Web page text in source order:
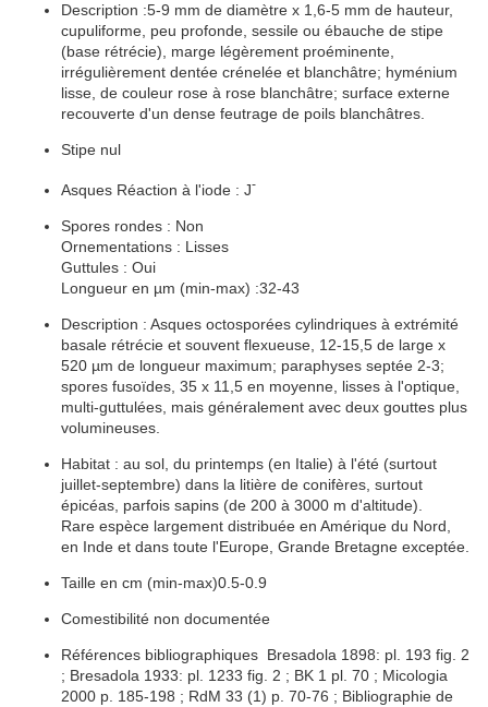
Description :5-9 mm de diamètre x 1,6-5 mm de hauteur,
cupuliforme , peu profonde, sessile ou ébauche de stipe
(base rétrécie), marge légèrement proéminente,
irrégulièrement dentée crénelée et blanchâtre; hyménium
lisse , de couleur rose à rose blanchâtre; surface externe
recouverte d'un dense feutrage de poils blanchâtres.
Stipe nul
Asques Réaction à l'iode : J-
Spores rondes : Non
Ornementations : Lisses
Guttules : Oui
Longueur en µm (min-max) :32-43
Description : Asques octosporées cylindriques à extrémité
basale rétrécie et souvent flexueuse , 12-15,5 de large x
520 µm de longueur maximum; paraphyses septée 2-3;
spores fusoïdes, 35 x 11,5 en moyenne, lisses à l'optique,
multi-guttulées, mais généralement avec deux gouttes plus
volumineuses.
Habitat : au sol, du printemps (en Italie) à l'été (surtout
juillet-septembre) dans la litière de conifères, surtout
épicéas, parfois sapins (de 200 à 3000 m d'altitude).
Rare espèce largement distribuée en Amérique du Nord,
en Inde et dans toute l'Europe, Grande Bretagne exceptée.
Taille en cm (min-max)0.5-0.9
Comestibilité non documentée
Références bibliographiques Bresadola 1898: pl. 193 fig. 2
; Bresadola 1933: pl. 1233 fig. 2 ; BK 1 pl. 70 ; Micologia
2000 p. 185-198 ; RdM 33 (1) p. 70-76 ; Bibliographie de